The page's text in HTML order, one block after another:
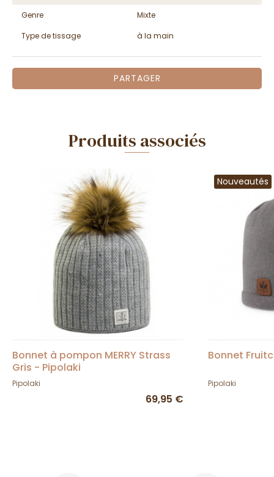
Genre
Mixte
Type de tissage
à la main
PARTAGER
Produits associés
Bonnet à pompon MERRY Strass
Gris - Pipolaki
Pipolaki
69,95 €
Nouveautés
Bonnet
Pipolaki